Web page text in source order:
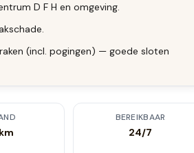
D F H en omgeving.
(incl. pogingen) — goede sloten
BEREIKBAAR
24/7